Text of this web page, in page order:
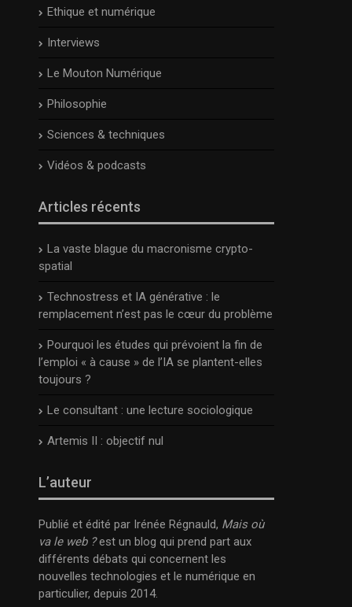
Ethique et numérique
Interviews
Le Mouton Numérique
Philosophie
Sciences & techniques
Vidéos & podcasts
Articles récents
La vaste blague du macronisme crypto-
spatial
Technostress et IA générative : le
remplacement n’est pas le cœur du problème
Pourquoi les études qui prévoient la fin de
l’emploi « à cause » de l’IA se plantent-elles
toujours ?
Le consultant : une lecture sociologique
Artemis II : objectif nul
L’auteur
Publié et édité par Irénée Régnauld, Mais où
va le web ?est un blog qui prend part aux
différents débats qui concernent les
nouvelles technologies et le numérique en
particulier, depuis 2014.